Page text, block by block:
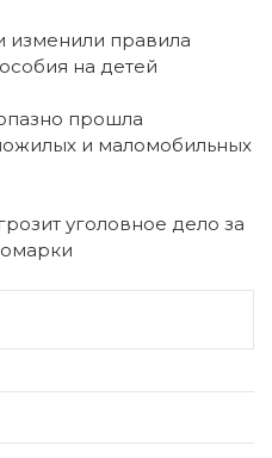
изменили правила
на детей
прошла
и маломобильных
уголовное дело за